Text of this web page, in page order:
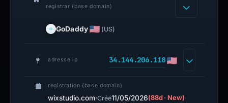
registrar (base domain)
GoDaddy (US)
adresse ip 34.144.206.118
registration (base domain)
wixstudio.com·Créé11/05/2026(88d · New)